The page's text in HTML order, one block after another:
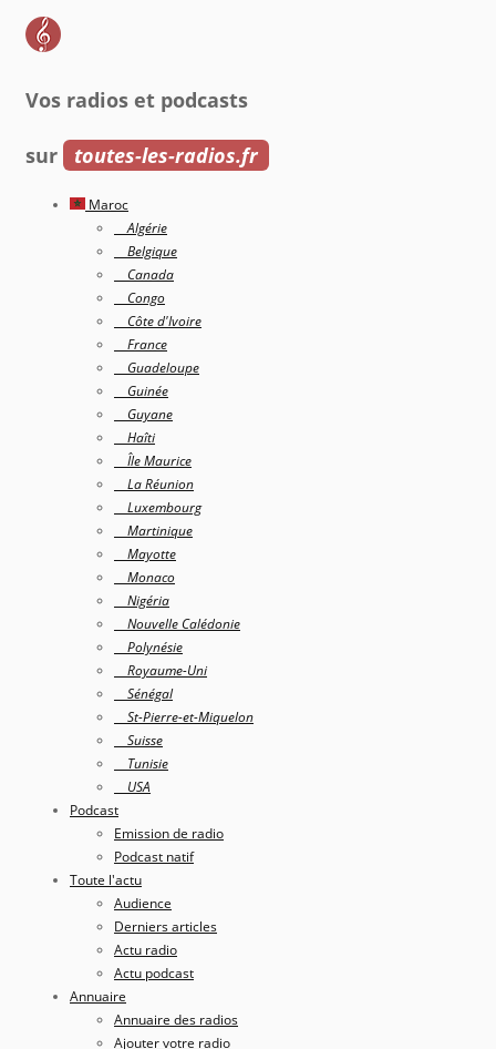
Vos radios et podcasts
sur toutes-les-radios.fr
Maroc
Algérie
Belgique
Canada
Congo
Côte d'Ivoire
France
Guadeloupe
Guinée
Guyane
Haîti
Île Maurice
La Réunion
Luxembourg
Martinique
Mayotte
Monaco
Nigéria
Nouvelle Calédonie
Polynésie
Royaume-Uni
Sénégal
St-Pierre-et-Miquelon
Suisse
Tunisie
USA
Podcast
Emission de radio
Podcast natif
Toute l'actu
Audience
Derniers articles
Actu radio
Actu podcast
Annuaire
Annuaire des radios
Ajouter votre radio